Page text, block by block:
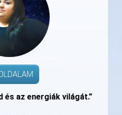
és az energiák világát.”